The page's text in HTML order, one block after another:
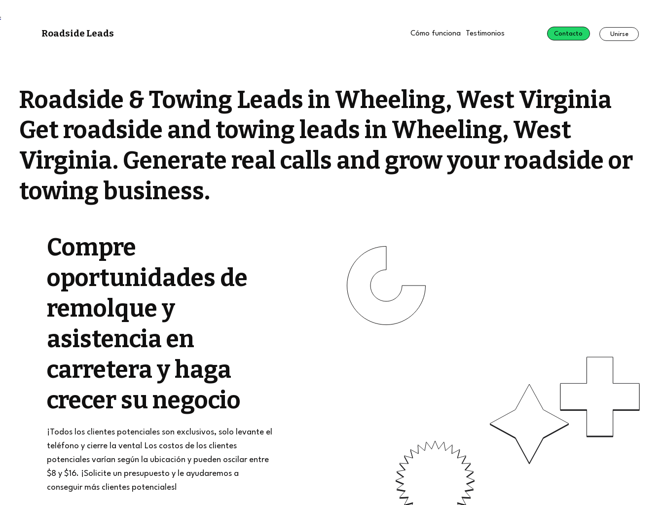
Roadside Leads Cómo funciona Testimonios Contacto Unirse
Roadside & Towing Leads in Wheeling, West Virginia
Get roadside and towing leads in Wheeling, West
Virginia. Generate real calls and grow your roadside or
towing business.
Compre
oportunidades de
remolque y
asistencia en
carretera y haga
crecer su negocio
¡Todos los clientes potenciales son exclusivos, solo levante el
teléfono y cierre la venta! Los costos de los clientes
potenciales varían según la ubicación y pueden oscilar entre
$8 y $16. ¡Solicite un presupuesto y le ayudaremos a
conseguir más clientes potenciales!